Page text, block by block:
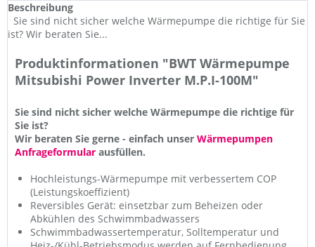
Beschreibung
Sie sind nicht sicher welche Wärmepumpe die richtige für Sie
ist? Wir beraten Sie...
Produktinformationen "BWT Wärmepumpe
Mitsubishi Power Inverter M.P.I-100M"
Sie sind nicht sicher welche Wärmepumpe die richtige für
Sie ist?
Wir beraten Sie gerne - einfach unser Wärmepumpen
Anfrageformular ausfüllen.
Hochleistungs-Wärmepumpe mit verbessertem COP
(Leistungskoeffizient)
Reversibles Gerät: einsetzbar zum Beheizen oder
Abkühlen des Schwimmbadwassers
Schwimmbadwassertemperatur, Solltemperatur und